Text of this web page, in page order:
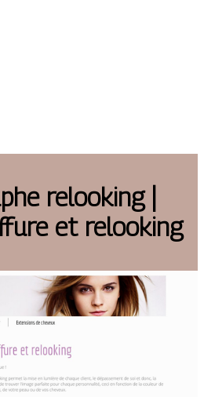
relooking |
et relooking